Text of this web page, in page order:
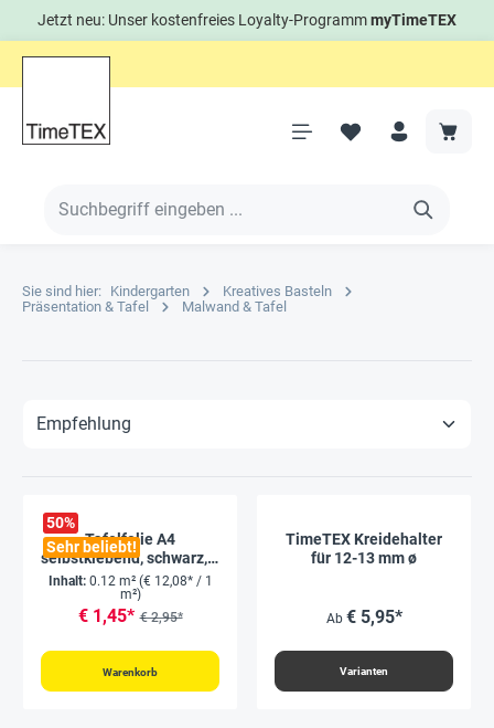
Jetzt neu: Unser kostenfreies Loyalty-ProgrammmyTimeTEX
Sie sind hier: Kindergarten
Kreatives Basteln
Präsentation & Tafel
Malwand & Tafel
50%
Sehr beliebt!
Tafelfolie A4
selbstklebend, schwarz, 2
Stück
Inhalt: 0.12 m² (€ 12,08* / 1
m²)
€ 1,45* € 2,95*
Warenkorb
TimeTEX Kreidehalter
für 12-13 mm ø
Ab € 5,95*
Varianten